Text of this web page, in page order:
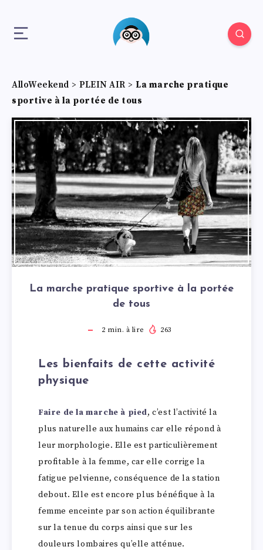
AlloWeekend > PLEIN AIR > La marche pratique
sportive à la portée de tous
La marche pratique sportive à la portée
de tous
2 min. à lire 263
Les bienfaits de cette activité
physique
Faire de la marche à pied, c’est l’activité la
plus naturelle aux humains car elle répond à
leur morphologie. Elle est particulièrement
profitable à la femme, car elle corrige la
fatigue pelvienne, conséquence de la station
debout. Elle est encore plus bénéfique à la
femme enceinte par son action équilibrante
sur la tenue du corps ainsi que sur les
douleurs lombaires qu’elle atténue.